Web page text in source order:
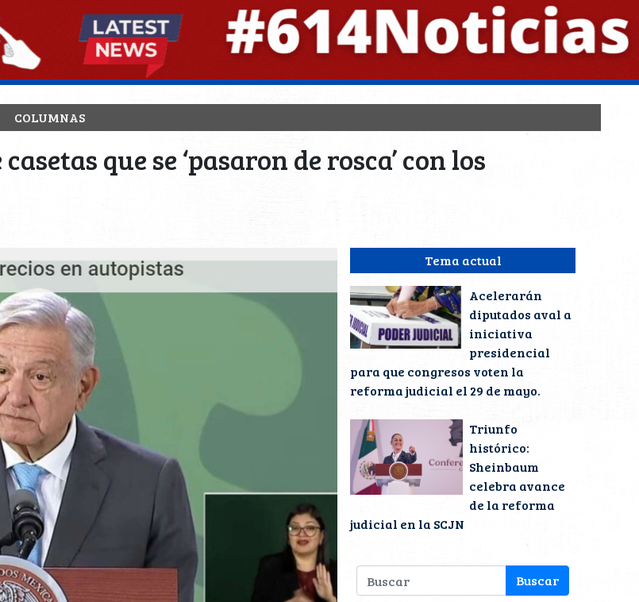
COLUMNAS
que se ‘pasaron de rosca’ con los
Tema actual
Acelerarán
diputados aval a
iniciativa
presidencial
para que congresos voten la
reforma judicial el 29 de mayo.
Triunfo
histórico:
Sheinbaum
celebra avance
de la reforma
judicial en la SCJN